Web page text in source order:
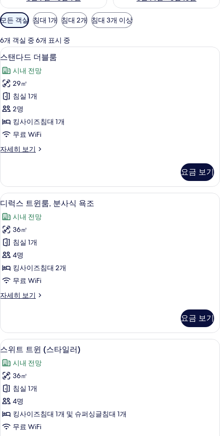
객
실
에
사
용
가
능
한
필
터
모든 객실 침대 1개 침대 2개 침대 3개 이상
6개 객실 중 6개 표시 중
스
탠
다
드
더
블
룸
진
두
보
기
스탠다드 더블룸 | 고급 침구, 오리/거
7
스탠다드 더블룸
시내 전망
29㎡
침실 1개
2명
킹사이즈침대 1개
무료 WiFi
자세히 보기
스
더
블
룸
자
세
히
보
기
요금 보기
디
럭
스
트
윈
룸,
분
식
조
사
진
모
두
보
기
디럭스 트윈룸, 분사식 욕조 | 고급 침
7
디럭스 트윈룸, 분사식 욕조
시내 전망
36㎡
침실 1개
4명
킹사이즈침대 2개
무료 WiFi
자세히 보기
디
윈
룸,
분
식
욕
조
자
세
히
보
기
요금 보기
스
위
트
트
윈
(스
타
스위트 트윈 (스타일러) | 고급 침구,
7
스위트 트윈 (스타일러)
시내 전망
36㎡
침실 1개
4명
킹사이즈침대 1개 및 슈퍼싱글침대 1개
무료 WiFi